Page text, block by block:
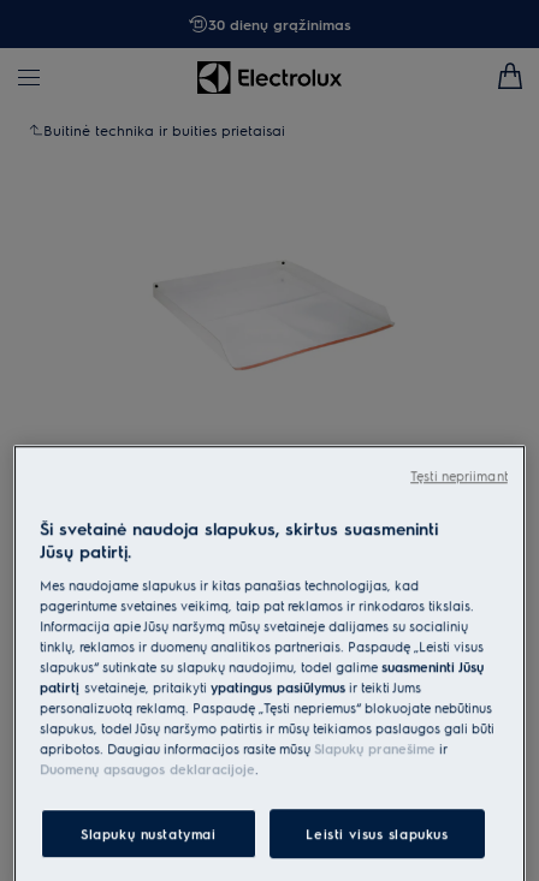
30 dienų grąžinimas
Buitinė technika ir buities prietaisai
E2RHK550
Nulašėjimo padėklas
įmontuojamiems šaldytuvams 55cm
0 (0)
Pagrindiniai privalumai
Nulašejimo padėklas šaldytuvams ir šaldikliams – kad net mažiausi
nulašėjimai būtų pastebimi
Parinktys, kad pirkimo procesas būtų dar lengvesnis
Ši svetainė naudoja slapukus, skirtus suasmeninti
Jūsų patirtį.
Mes naudojame slapukus ir kitas panašias technologijas, kad
pagerintume svetainės veikimą, taip pat reklamos ir rinkodaros tikslais.
Informacija apie Jūsų naršymą mūsų svetainėje dalijamės su socialinių
tinklų, reklamos ir duomenų analitikos partneriais. Paspaudę „Leisti visus
slapukus“ sutinkate su slapukų naudojimu, todėl galimesuasmeninti Jūsų
patirtįsvetainėje, pritaikytiypatingus pasiūlymus ir teikti Jums
personalizuotą reklamą. Paspaudę „Tęsti nepriėmus“ blokuojate nebūtinus
slapukus, todėl Jūsų naršymo patirtis ir mūsų teikiamos paslaugos gali būti
apribotos. Daugiau informacijos rasite mūsų Slapukų pranešime ir
Duomenų apsaugos deklaracijoje.
Slapukų nustatymai Leisti visus slapukus
Tęsti nepriimant